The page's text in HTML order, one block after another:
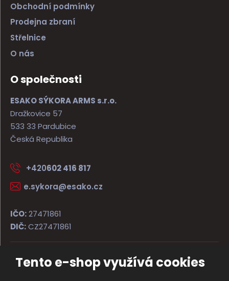
Tento e-shop využívá cookies
Obchodní podmínky
Prodejna zbraní
Střelnice
O nás
O společnosti
ESAKO SÝKORA ARMS s.r.o.
Dražkovice 57
533 33 Pardubice
Česká Republika
+420602 416 817
e.sykora@esako.cz
IČO:27471861
DIČ:CZ27471861
© 2026, ESAKO SÝKORA ARMS s.r.o.